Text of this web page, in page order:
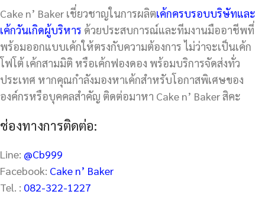
Cake n’ Baker เชี่ยวชาญในการผลิตเค้กครบรอบบริษัทและ
เค้กวันเกิดผู้บริหาร ด้วยประสบการณ์และทีมงานมืออาชีพที่
พร้อมออกแบบเค้กให้ตรงกับความต้องการ ไม่ว่าจะเป็นเค้ก
โฟโต้ เค้กสามมิติ หรือเค้กฟองดอง พร้อมบริการจัดส่งทั่ว
ประเทศ หากคุณกำลังมองหาเค้กสำหรับโอกาสพิเศษของ
องค์กรหรือบุคคลสำคัญ ติดต่อมาหา Cake n’ Baker สิคะ
ช่องทางการติดต่อ:
Line: @Cb999
Facebook: Cake n’ Baker
Tel. : 082-322-1227